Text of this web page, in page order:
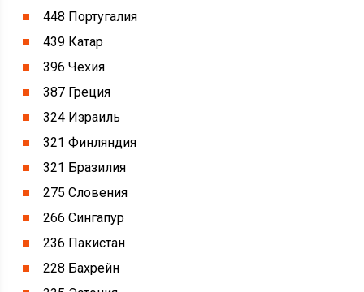
448 Португалия
439 Катар
396 Чехия
387 Греция
324 Израиль
321 Финляндия
321 Бразилия
275 Словения
266 Сингапур
236 Пакистан
228 Бахрейн